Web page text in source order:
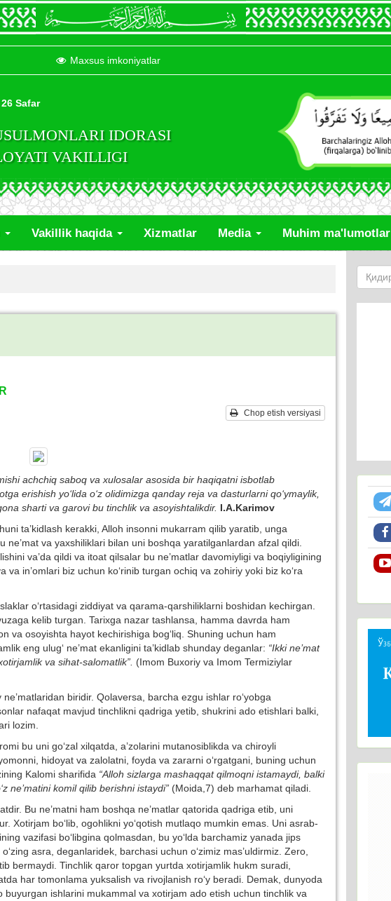
Maxsus imkoniyatlar
Safar
IDORASI
VAKILLIGI
Vakillik haqida Xizmatlar Media Muhim ma'lumotlar
Chop etish versiyasi
achchiq saboq va xulosalar asosida bir haqiqatni isbotlab
erishish yo‘lida o‘z olidimizga qanday reja va dasturlarni qo‘ymaylik,
sharti va garovi bu tinchlik va asoyishtalikdir. I.A.Karimov
ta’kidlash kerakki, Alloh insonni mukarram qilib yaratib, unga
va yaxshiliklari bilan uni boshqa yaratilganlardan afzal qildi.
va’da qildi va itoat qilsalar bu ne’matlar davomiyligi va boqiyligining
in’omlari biz uchun ko‘rinib turgan ochiq va zohiriy yoki biz ko‘ra
o‘rtasidagi ziddiyat va qarama-qarshiliklarni boshidan kechirgan.
kelib turgan. Tarixga nazar tashlansa, hamma davrda ham
va osoyishta hayot kechirishiga bog‘liq. Shuning uchun ham
eng ulug‘ ne’mat ekanligini ta’kidlab shunday deganlar: “Ikki ne’mat
va sihat-salomatlik”. (Imom Buxoriy va Imom Termiziylar
biridir. Qolaversa, barcha ezgu ishlar ro‘yobga
nafaqat mavjud tinchlikni qadriga yetib, shukrini ado etishlari balki,
lozim.
bu uni go‘zal xilqatda, a’zolarini mutanosiblikda va chiroyli
hidoyat va zalolatni, foyda va zararni o‘rgatgani, buning uchun
Kalomi sharifida “Alloh sizlarga mashaqqat qilmoqni istamaydi, balki
ne’matini komil qilib berishni istaydi” (Moida,7) deb marhamat qiladi.
Bu ne’matni ham boshqa ne’matlar qatorida qadriga etib, uni
Xotirjam bo‘lib, ogohlikni yo‘qotish mutlaqo mumkin emas. Uni asrab-
vazifasi bo‘libgina qolmasdan, bu yo‘lda barchamiz yanada jips
asra, deganlaridek, barchasi uchun o‘zimiz mas’uldirmiz. Zero,
bermaydi. Tinchlik qaror topgan yurtda xotirjamlik hukm suradi,
har tomonlama yuksalish va rivojlanish ro‘y beradi. Demak, dunyoda
ishlarini mukammal va xotirjam ado etish uchun tinchlik va